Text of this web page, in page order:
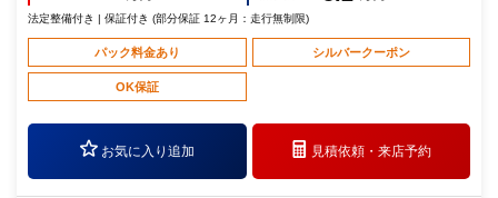
法定整備付き | 保証付き (部分保証 12ヶ月：走行無制限)
パック料金あり シルバークーポン
OK保証
お気に入り追加 見積依頼・来店予約